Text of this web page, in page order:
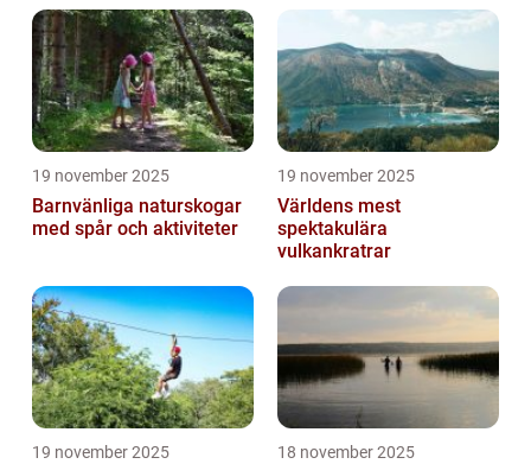
19 november 2025
Barnvänliga naturskogar
med spår och aktiviteter
19 november 2025
Världens mest
spektakulära
vulkankratrar
19 november 2025 18 november 2025